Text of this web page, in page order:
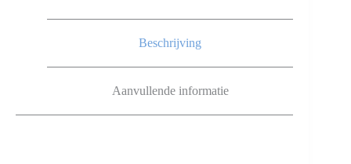
Beschrijving
Aanvullende informatie